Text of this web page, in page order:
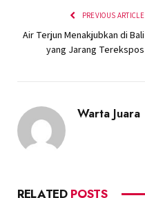
PREVIOUS ARTICLE
Air Terjun Menakjubkan di Bali
yang Jarang Terekspos
Warta Juara
RELATED POSTS